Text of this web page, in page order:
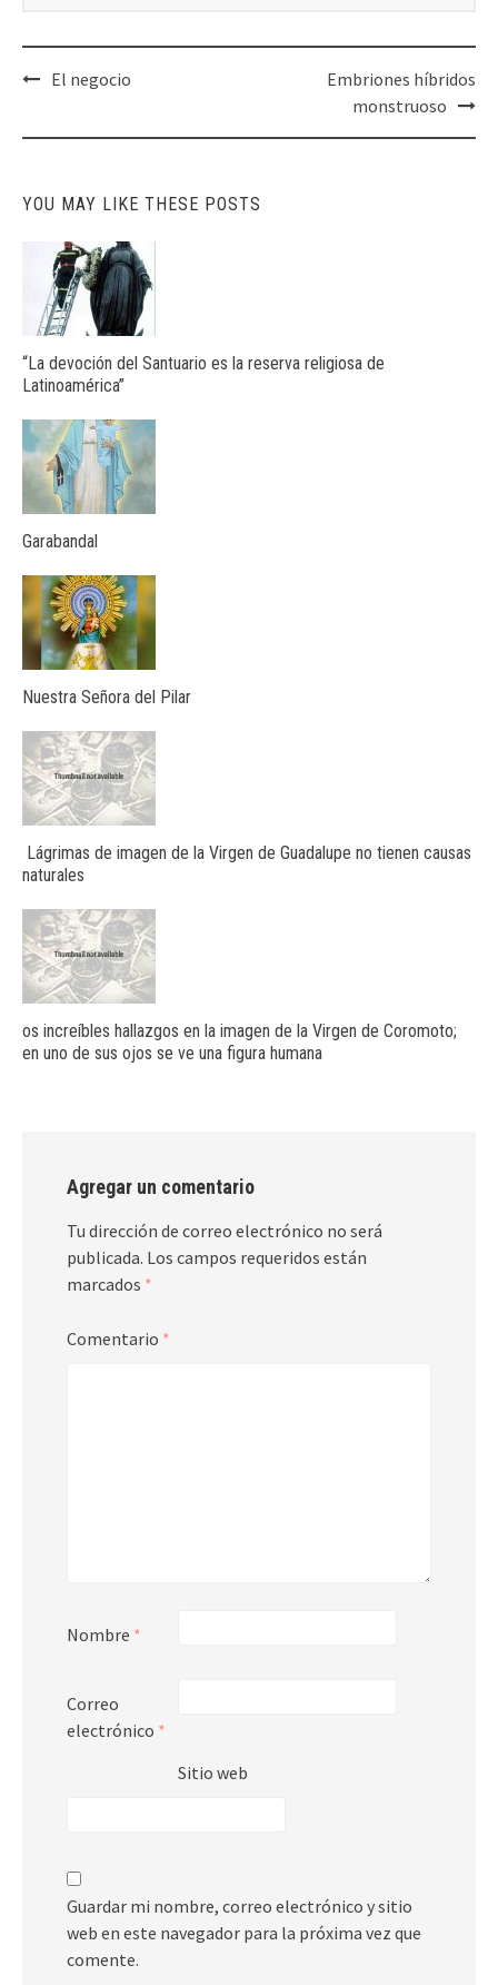
PostEl negocio
Embriones híbridos
monstruoso
YOU MAY LIKE THESE POSTS
“La devoción del Santuario es la reserva religiosa de
Latinoamérica”
Garabandal
Nuestra Señora del Pilar
Lágrimas de imagen de la Virgen de Guadalupe no tienen causas
naturales
os increíbles hallazgos en la imagen de la Virgen de Coromoto;
en uno de sus ojos se ve una figura humana
Agregar un comentario
Tu dirección de correo electrónico no será
publicada. Los campos requeridos están
marcados *
Comentario *
Nombre *
Correo
electrónico *
Sitio web
Guardar mi nombre, correo electrónico y sitio
web en este navegador para la próxima vez que
comente.